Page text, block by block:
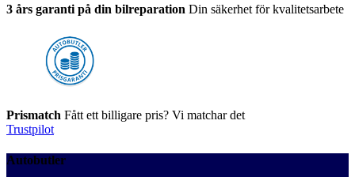
3 års garanti på din bilreparation Din säkerhet för kvalitetsarbete
Prismatch Fått ett billigare pris? Vi matchar det
Trustpilot
Autobutler